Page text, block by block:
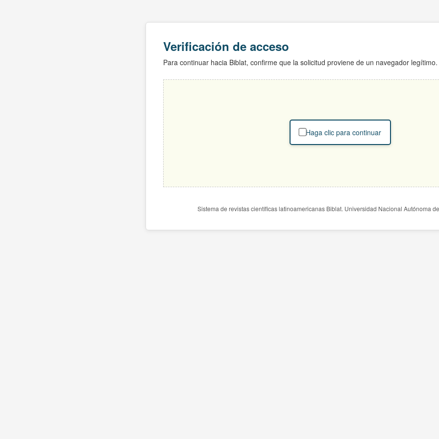
Verificación de acceso
Para continuar hacia Biblat, confirme que la solicitud proviene de un navegador legítimo.
Haga clic para continuar
Sistema de revistas científicas latinoamericanas Biblat. Universidad Nacional Autónoma